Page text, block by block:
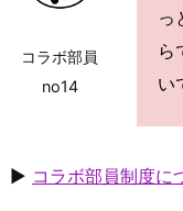
コラボ部員
no14
っ
ら
い
▶ コラボ部員制度に